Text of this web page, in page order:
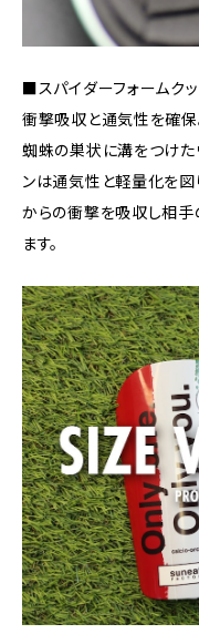
■スパイダーフォームクッ
衝撃吸収と通気性を確保
蜘蛛の巣状に溝をつけた
ンは通気性と軽量化を図
からの衝撃を吸収し相手
ます。